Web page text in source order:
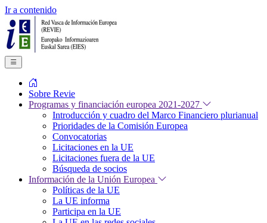
Ir a contenido
Sobre Revie
Programas y financiación europea 2021-2027
Introducción y cuadro del Marco Financiero plurianual
Prioridades de la Comisión Europea
Convocatorias
Licitaciones en la UE
Licitaciones fuera de la UE
Búsqueda de socios
Información de la Unión Europea
Políticas de la UE
La UE informa
Participa en la UE